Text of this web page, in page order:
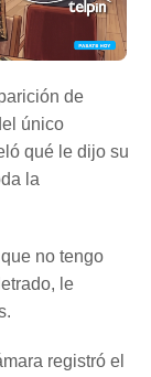
de
único
qué le dijo su
la
no tengo
le
registró el